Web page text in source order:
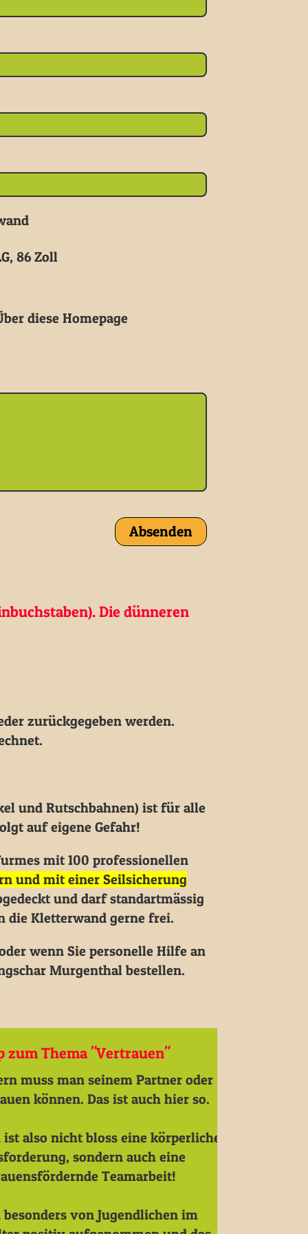
86 Zoll
diese Homepage
Die dünneren
zurückgegeben werden.
und Rutschbahnen) ist für alle
auf eigene Gefahr!
mit 100 professionellen
und mit einer Seilsicherung
und darf standartmässig
die Kletterwand gerne frei.
wenn Sie personelle Hilfe an
Murgenthal bestellen.
zum Thema "Vertrauen"
muss man seinem Partner oder
können. Das ist auch hier so.
also nicht bloss eine körperliche
sondern auch eine
Teamarbeit!
besonders von Jugendlichen im